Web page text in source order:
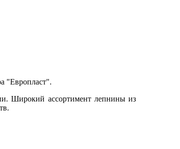
"Европласт".
Широкий ассортимент лепнины из